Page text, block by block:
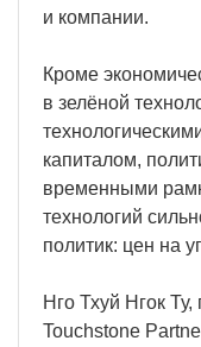
и компании.
Кроме
в зелёной
капиталом,
временными
технологий
политик: цен на
Нго Тхуй Нгок
Touchstone